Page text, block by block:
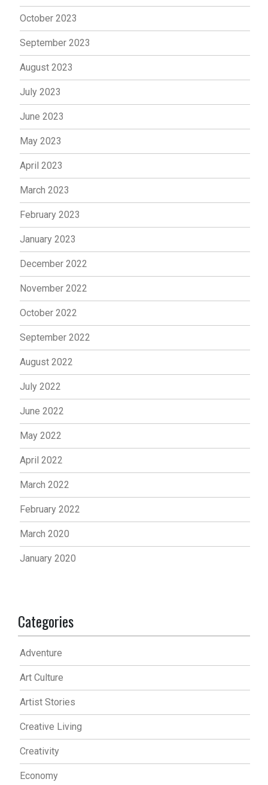
October 2023
September 2023
August 2023
July 2023
June 2023
May 2023
April 2023
March 2023
February 2023
January 2023
December 2022
November 2022
October 2022
September 2022
August 2022
July 2022
June 2022
May 2022
April 2022
March 2022
February 2022
March 2020
January 2020
Categories
Adventure
Art Culture
Artist Stories
Creative Living
Creativity
Economy